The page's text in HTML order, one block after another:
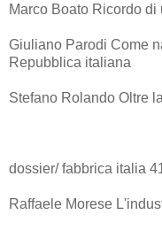
Marco Boato Ricordo di
Giuliano Parodi Come
Repubblica italiana
Stefano Rolando Oltre
dossier/ fabbrica italia
Raffaele Morese